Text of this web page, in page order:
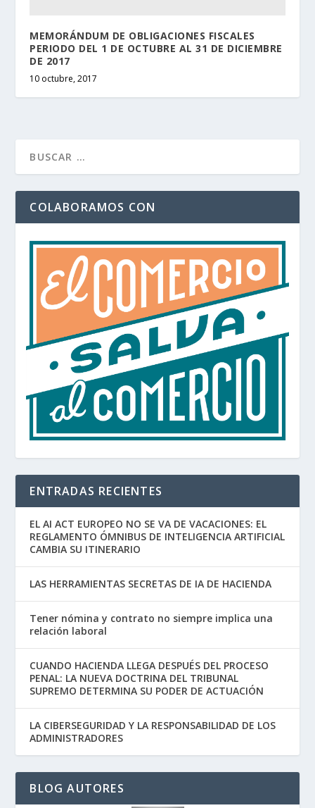
MEMORÁNDUM DE OBLIGACIONES FISCALES
PERIODO DEL 1 DE OCTUBRE AL 31 DE DICIEMBRE
DE 2017
10 octubre, 2017
COLABORAMOS CON
ENTRADAS RECIENTES
EL AI ACT EUROPEO NO SE VA DE VACACIONES: EL
REGLAMENTO ÓMNIBUS DE INTELIGENCIA ARTIFICIAL
CAMBIA SU ITINERARIO
LAS HERRAMIENTAS SECRETAS DE IA DE HACIENDA
Tener nómina y contrato no siempre implica una
relación laboral
CUANDO HACIENDA LLEGA DESPUÉS DEL PROCESO
PENAL: LA NUEVA DOCTRINA DEL TRIBUNAL
SUPREMO DETERMINA SU PODER DE ACTUACIÓN
LA CIBERSEGURIDAD Y LA RESPONSABILIDAD DE LOS
ADMINISTRADORES
BLOG AUTORES